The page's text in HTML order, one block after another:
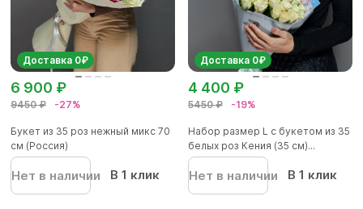
Доставка 0₽
9450 ₽ -27%
6 900 ₽
Букет из 35 роз нежный микс 70
см (Россия)
Нет в наличии В 1 клик
Доставка 0₽
5450 ₽ -19%
4 400 ₽
Набор размер L с букетом из 35
белых роз Кения (35 см)...
Нет в наличии В 1 клик